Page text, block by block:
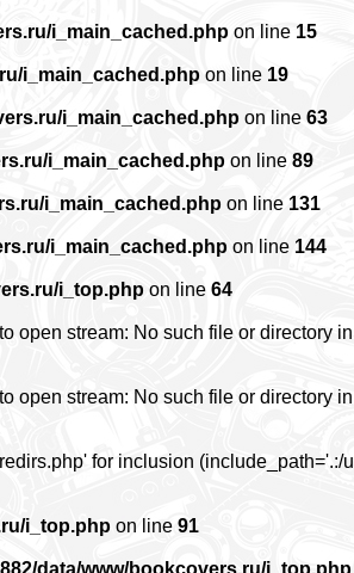
i_main_cached.php on line 15
i_main_cached.php on line 19
i_main_cached.php on line 63
i_main_cached.php on line 89
i_main_cached.php on line 131
i_main_cached.php on line 144
i_top.php on line 64
open stream: No such file or directory in
open stream: No such file or directory in
for inclusion (include_path='.:/
i_top.php on line 91
data/www/bookcovers.ru/i_top.php